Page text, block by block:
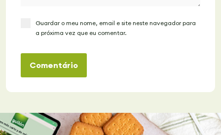
Guardar o meu nome, email e site neste navegador para
a próxima vez que eu comentar.
Comentário